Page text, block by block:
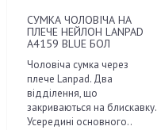
СУМКА ЧОЛОВІЧА НА
ПЛЕЧЕ НЕЙЛОН LANPAD
A4159 BLUE БОЛ
Чоловіча сумка через
плече Lanpad. Два
відділення, що
закриваються на блискавку.
Усередині основного..